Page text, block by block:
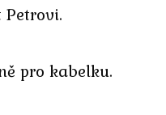
pro kabelku.